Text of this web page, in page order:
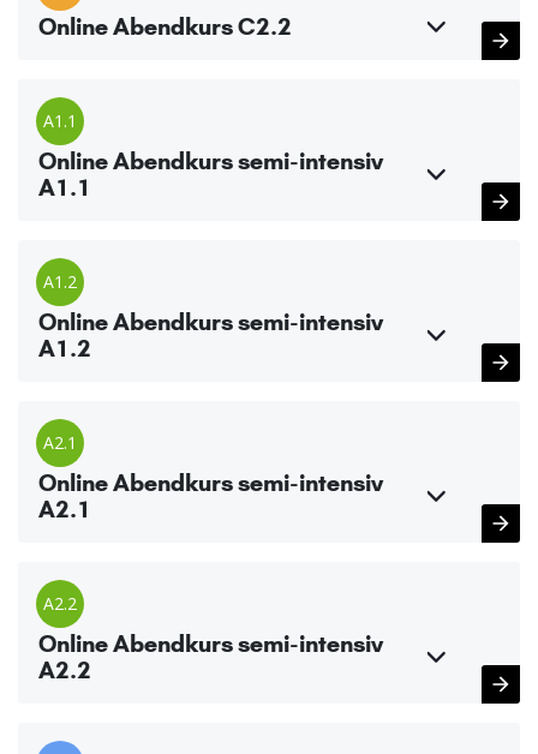
Online Abendkurs C2.2
A1.1
Online Abendkurs semi-intensiv
A1.1
A1.2
Online Abendkurs semi-intensiv
A1.2
A2.1
Online Abendkurs semi-intensiv
A2.1
A2.2
Online Abendkurs semi-intensiv
A2.2